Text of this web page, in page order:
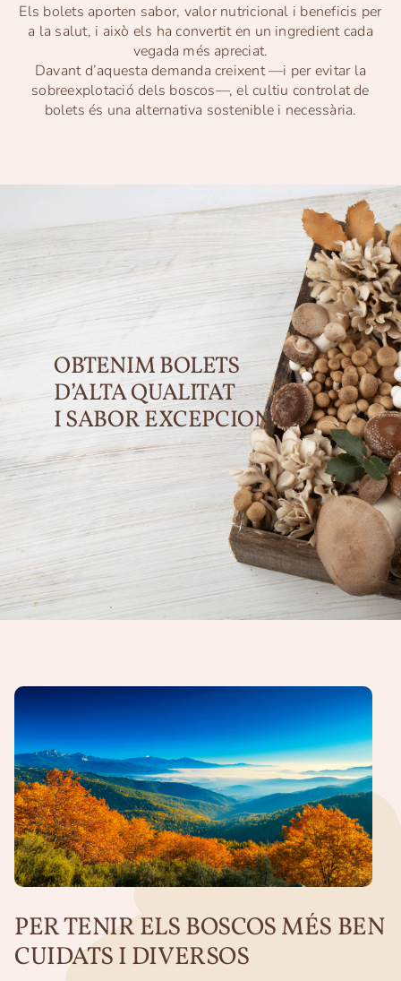
Els bolets aporten sabor, valor nutricional i beneficis per
a la salut, i això els ha convertit en un ingredient cada
vegada més apreciat.
Davant d’aquesta demanda creixent —i per evitar la
sobreexplotació dels boscos—, el cultiu controlat de
bolets és una alternativa sostenible i necessària.
OBTENIM BOLETS
D’ALTA QUALITAT
I SABOR EXCEPCIONAL
PER TENIR ELS BOSCOS MÉS BEN
CUIDATS I DIVERSOS